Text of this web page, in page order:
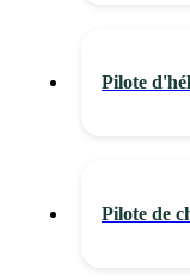
Pilote
Pilote de